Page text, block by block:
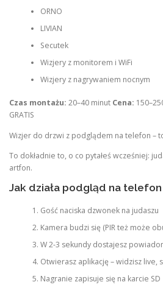
ORNO
LIVIAN
Secutek
Wizjery z monitorem i WiFi
Wizjery z nagrywaniem nocnym
Czas montażu: 20–40 minut Cena:
GRATIS
Wizjer do drzwi z podglądem na telefon –
To dokładnie to, o co pytałeś wcześniej:
artfon.
Jak działa podgląd na telefon
Gość naciska dzwonek na judaszu
Kamera budzi się (PIR też może
W 2-3 sekundy dostajesz
Otwierasz aplikację – widzisz live,
Nagranie zapisuje się na karcie SD